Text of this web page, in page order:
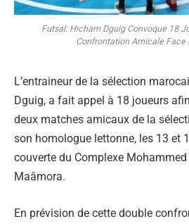
Futsal: Hicham Dguig Convoque 18
Confrontation Amicale Face
L’entraineur de la sélection
Dguig, a fait appel à 18 joueurs
deux matches amicaux de la
son homologue lettonne, les 13 et
couverte du Complexe
Maâmora.
En prévision de cette double